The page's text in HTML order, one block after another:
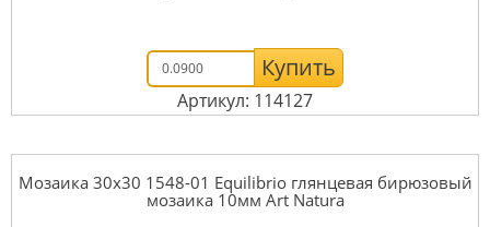
Купить
Артикул: 114127
Мозаика 30x30 1548-01 Equilibrio глянцевая бирюзовый
мозаика 10мм Art Natura